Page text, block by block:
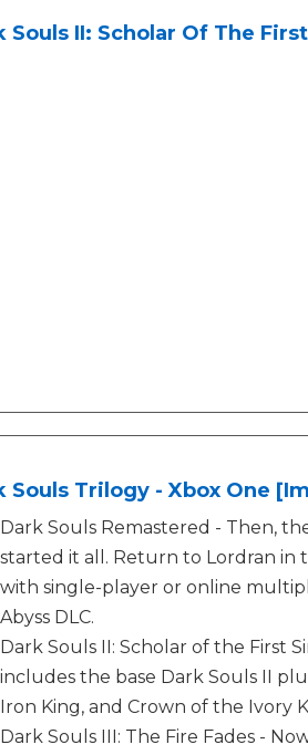
Souls II: Scholar Of The
Souls Trilogy - Xbox One
Dark Souls Remastered - Then,
started it all. Return to Lordran in
with single-player or online
Abyss DLC.
Dark Souls II: Scholar of the First
includes the base Dark Souls II
Iron King, and Crown of the Ivory
Dark Souls III: The Fire Fades -